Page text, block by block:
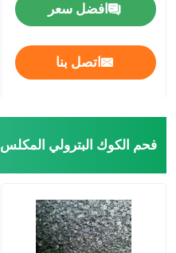
افضل سعر
اتصل بنا
فحم الكوك البترولي المكلس